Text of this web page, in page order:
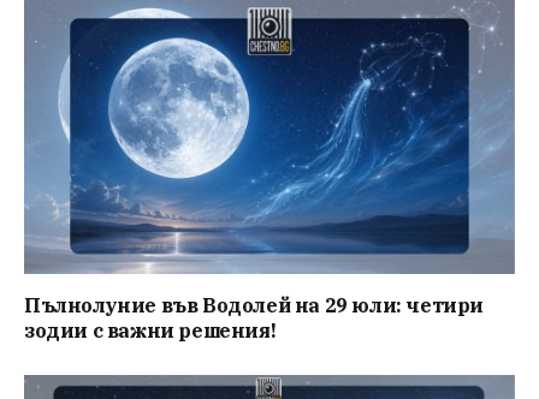
Пълнолуние във Водолей на 29 юли: четири
зодии с важни решения!